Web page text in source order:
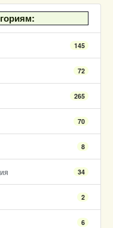
145
72
265
70
8
34
2
6